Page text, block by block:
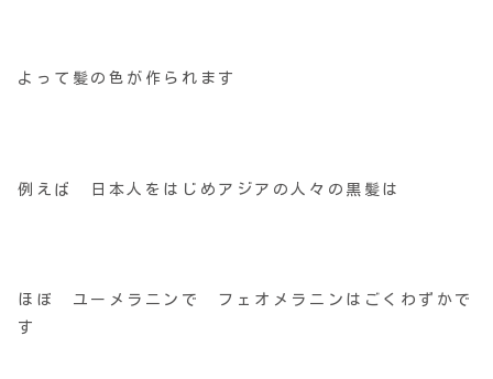
よって髪の色が作られます
例えば 日本人をはじめアジアの人々の黒髪は
ほぼ ユーメラニンで フェオメラニンはごくわずかで
す